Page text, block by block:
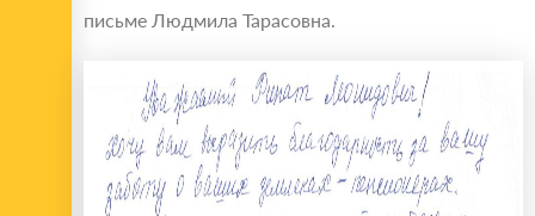
письме Людмила Тарасовна.